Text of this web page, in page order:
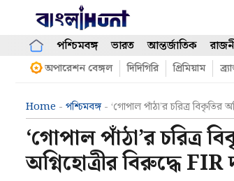
content
পশ্চিমবঙ্গ ভারত আন্তর্জাতিক
অপারেশন বেঙ্গল দিদিগিরি প্রিমিয়াম
Home - পশ্চিমবঙ্গ- ‘গোপাল পাঁঠা’র চরিত্র
‘গোপাল পাঁঠা’র চরিত্র
অগ্নিহোত্রীর বিরুদ্ধে FIR